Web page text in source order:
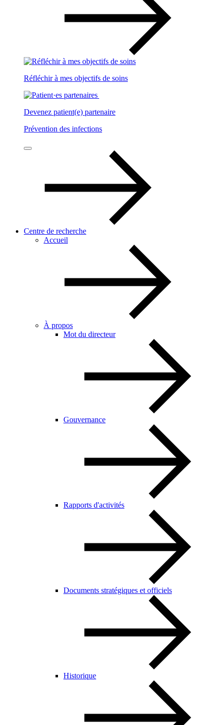
Réfléchir à mes objectifs de soins
Devenez patient(e) partenaire
Prévention des infections
Centre de recherche
Accueil
À propos
Mot du directeur
Gouvernance
Rapports d'activités
Documents stratégiques et officiels
Historique